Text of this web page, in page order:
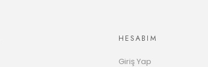
HESABIM
Giriş Yap